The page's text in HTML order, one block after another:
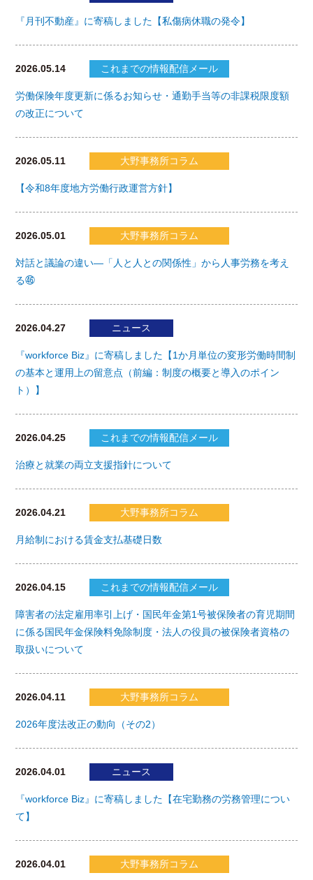
『月刊不動産』に寄稿しました【私傷病休職の発令】
2026.05.14 これまでの情報配信メール
労働保険年度更新に係るお知らせ・通勤手当等の非課税限度額
の改正について
2026.05.11 大野事務所コラム
【令和8年度地方労働行政運営方針】
2026.05.01 大野事務所コラム
対話と議論の違い―「人と人との関係性」から人事労務を考え
る㊻
2026.04.27 ニュース
『workforce Biz』に寄稿しました【1か月単位の変形労働時間制
の基本と運用上の留意点（前編：制度の概要と導入のポイン
ト）】
2026.04.25 これまでの情報配信メール
治療と就業の両立支援指針について
2026.04.21 大野事務所コラム
月給制における賃金支払基礎日数
2026.04.15 これまでの情報配信メール
障害者の法定雇用率引上げ・国民年金第1号被保険者の育児期間
に係る国民年金保険料免除制度・法人の役員の被保険者資格の
取扱いについて
2026.04.11 大野事務所コラム
2026年度法改正の動向（その2）
2026.04.01 ニュース
『workforce Biz』に寄稿しました【在宅勤務の労務管理につい
て】
2026.04.01 大野事務所コラム